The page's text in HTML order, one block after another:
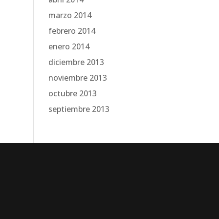
marzo 2014
febrero 2014
enero 2014
diciembre 2013
noviembre 2013
octubre 2013
septiembre 2013